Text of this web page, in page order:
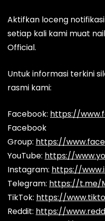
Aktifkan loceng
setiap kali kami muat
Official.
Untuk informasi terkini
rasmi kami:
Facebook: https://
Facebook
Group: https://
YouTube: https://
Instagram: https://
Telegram: https://t.me/
TikTok: https://
Reddit: https://